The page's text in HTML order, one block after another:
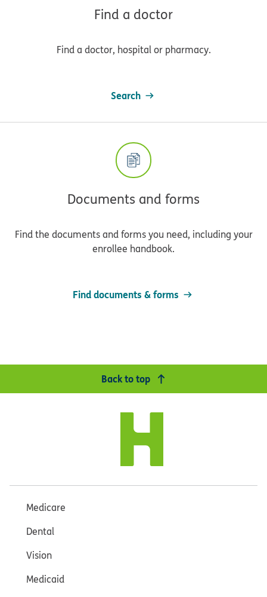
Find a doctor
Find a doctor, hospital or pharmacy.
Search
Documents and forms
Find the documents and forms you need, including your
enrollee handbook.
Find documents & forms
Back to top
Medicare
Dental
Vision
Medicaid